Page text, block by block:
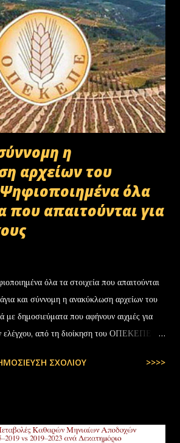
η
αρχείων του
όλα
που απαιτούνται για
όλα τα στοιχεία που απαιτούνται
και σύννομη η ανακύκλωση αρχείων του
δημοσιεύματα που αφήνουν αιχμές για
ελέγχου, από τη διοίκηση του ΟΠΕΚΕΠΕ
στις 10-07-2025 στην Θεσσαλονίκη,
αρχείων Καταστρεπτέων Υλικών της ΠΔ
ΣΧΟΛΊΟΥ >>>>